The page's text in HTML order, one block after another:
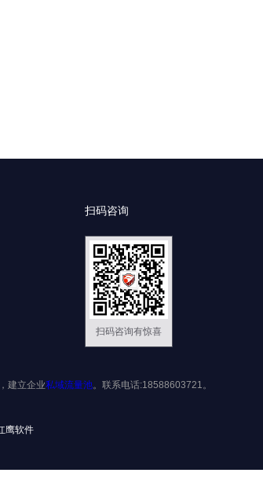
扫码咨询
扫码咨询有惊喜
建立企业私域流量池。联系电话:18588603721。
鹰软件